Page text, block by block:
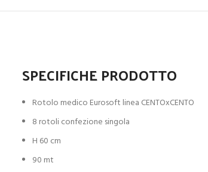
SPECIFICHE PRODOTTO
Rotolo medico Eurosoft linea CENTOxCENTO
8 rotoli confezione singola
H 60 cm
90 mt